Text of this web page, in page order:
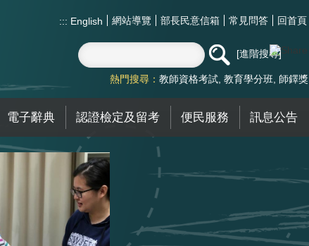
::: English 網站導覽 部長民意信箱 常見問答 回首頁
進階搜尋
熱門搜尋： 教師資格考試 教育學分班 師鐸獎
電子辭典 認證檢定及留考 便民服務 訊息公告